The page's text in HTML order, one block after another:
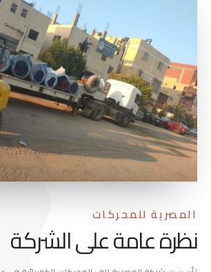
المصرية للمحركات
نظرة عامة على الشركة